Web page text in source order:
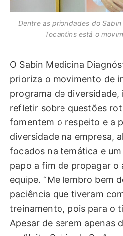
Dentre as prioridades do
Tocantins está o
O Sabin Medicina
prioriza o movimento de
programa de
refletir sobre questões
fomentem o respeito e a
diversidade na empresa,
focados na temática e
papo a fim de propagar o
equipe. “Me lembro bem
paciência que tiveram
treinamento, pois para o
Apesar de serem apenas